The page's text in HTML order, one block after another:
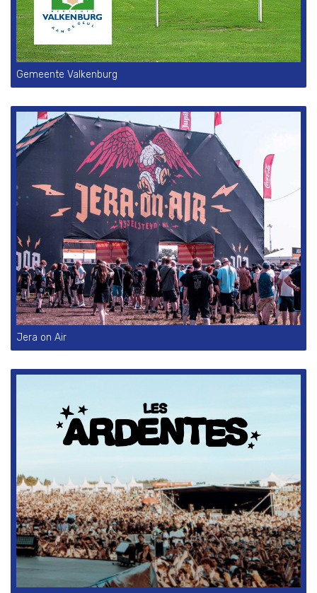
Gemeente Valkenburg
Jera on Air